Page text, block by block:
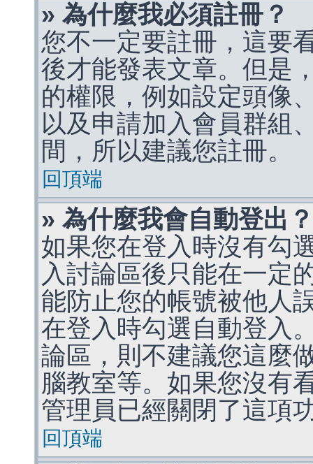
» 為什麼我必須註冊？
您不一定要註冊，這要
後才能發表文章。但是
的權限，例如設定頭像
以及申請加入會員群組
間，所以建議您註冊。
回頂端
» 為什麼我會自動登出？
如果您在登入時沒有勾
入討論區後只能在一定
能防止您的帳號被他人
在登入時勾選自動登入
論區，則不建議您這麼
腦教室等。如果您沒有
管理員已經關閉了這項
回頂端